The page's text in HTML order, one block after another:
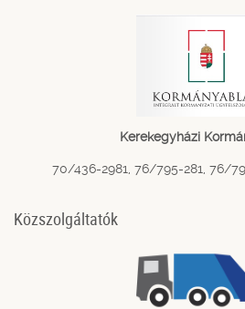
Kerekegyházi
70/436-2981, 76/795-281, 76/
Közszolgáltatók